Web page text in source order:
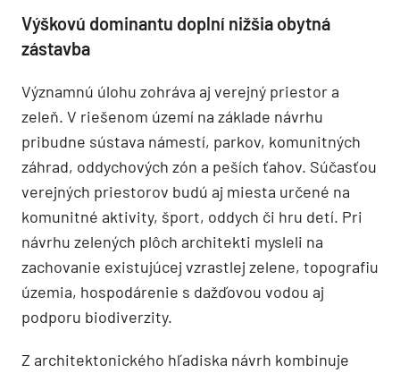
Výškovú dominantu doplní nižšia obytná
zástavba
Významnú úlohu zohráva aj verejný priestor a
zeleň. V riešenom území na základe návrhu
pribudne sústava námestí, parkov, komunitných
záhrad, oddychových zón a peších ťahov. Súčasťou
verejných priestorov budú aj miesta určené na
komunitné aktivity, šport, oddych či hru detí. Pri
návrhu zelených plôch architekti mysleli na
zachovanie existujúcej vzrastlej zelene, topografiu
územia, hospodárenie s dažďovou vodou aj
podporu biodiverzity.
Z architektonického hľadiska návrh kombinuje